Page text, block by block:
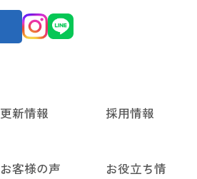
更新情報 採用情報
お客様の声
お役立ち情